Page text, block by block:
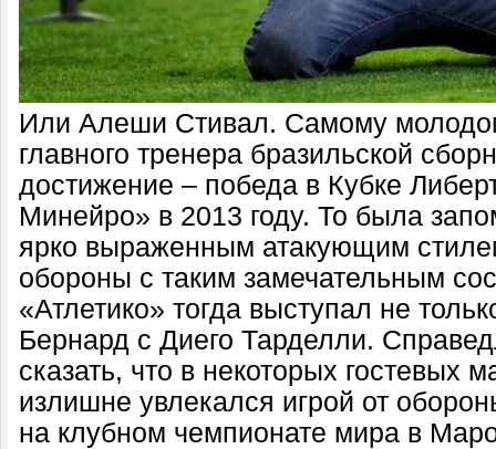
Или Алеши Стивал. Самому
главного тренера бразильской
достижение – победа в Кубке
Минейро» в 2013 году. То была
ярко выраженным атакующим
обороны с таким замечательным
«Атлетико» тогда выступал не
Бернард с Диего Тарделли.
сказать, что в некоторых гостевых
излишне увлекался игрой от
на клубном чемпионате мира в